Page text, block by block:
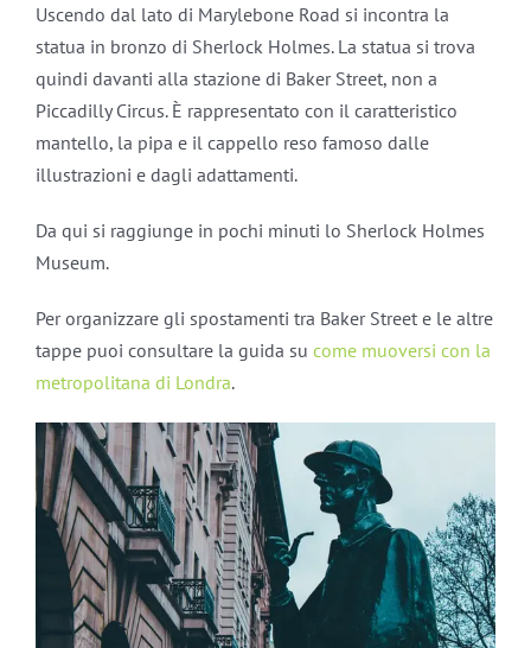
Uscendo dal lato di Marylebone Road si incontra la
statua in bronzo di Sherlock Holmes. La statua si trova
quindi davanti alla stazione di Baker Street, non a
Piccadilly Circus. È rappresentato con il caratteristico
mantello, la pipa e il cappello reso famoso dalle
illustrazioni e dagli adattamenti.
Da qui si raggiunge in pochi minuti lo Sherlock Holmes
Museum.
Per organizzare gli spostamenti tra Baker Street e le altre
tappe puoi consultare la guida su come muoversi con la
metropolitana di Londra.